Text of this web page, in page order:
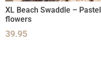
XL Beach Swaddle – Pastel
flowers
39.95